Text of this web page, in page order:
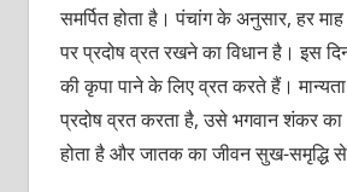
समर्पित होता है। पंचांग के अनुसार, हर
पर प्रदोष व्रत रखने का विधान है। इस
की कृपा पाने के लिए व्रत करते हैं।
प्रदोष व्रत करता है, उसे भगवान शंकर का
होता है और जातक का जीवन सुख-समृद्धि से